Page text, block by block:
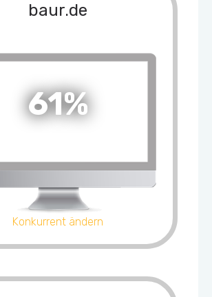
baur.de
61%
Konkurrent ändern